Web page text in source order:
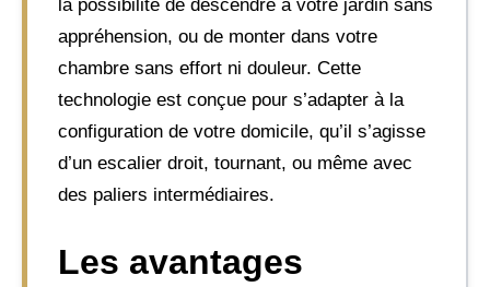
la possibilité de descendre à votre jardin sans
appréhension, ou de monter dans votre
chambre sans effort ni douleur. Cette
technologie est conçue pour s’adapter à la
configuration de votre domicile, qu’il s’agisse
d’un escalier droit, tournant, ou même avec
des paliers intermédiaires.
Les avantages